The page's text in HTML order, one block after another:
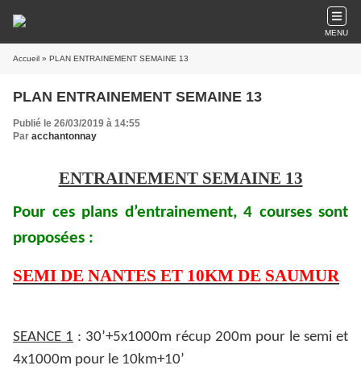
MENU
Accueil » PLAN ENTRAINEMENT SEMAINE 13
PLAN ENTRAINEMENT SEMAINE 13
Publié le 26/03/2019 à 14:55
Par acchantonnay
ENTRAINEMENT SEMAINE 13
Pour ces plans d’entrainement, 4 courses sont
proposées :
SEMI DE NANTES ET 10KM DE SAUMUR
SEANCE 1 : 30’+5x1000m récup 200m pour le semi et
4x1000m pour le 10km+10’